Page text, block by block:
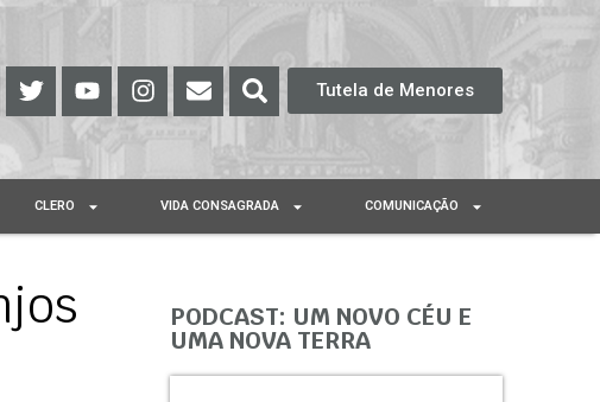
Tutela de Menores
CLERO VIDA CONSAGRADA COMUNICAÇÃO
PODCAST: UM NOVO CÉU E
UMA NOVA TERRA